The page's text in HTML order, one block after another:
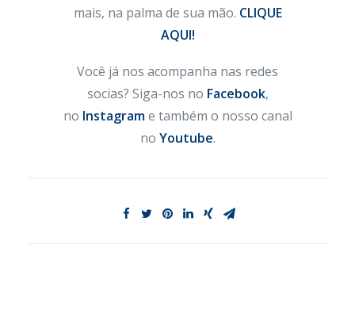
mais, na palma de sua mão. CLIQUE
AQUI!
Você já nos acompanha nas redes
socias? Siga-nos no Facebook,
no Instagrame também o nosso canal
no Youtube.